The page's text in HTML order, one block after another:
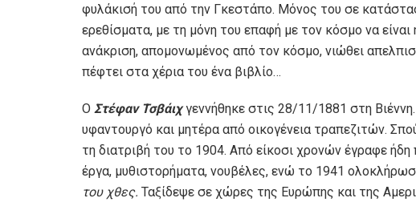
φυλάκισή του από την Γκεστάπο. Μόνος του σε
ερεθίσματα, με τη μόνη του επαφή με τον κόσμο να
ανάκριση, απομονωμένος από τον κόσμο, νιώθει
πέφτει στα χέρια του ένα βιβλίο…
Ο Στέφαν Τσβάιχγεννήθηκε στις 28/11/1881 στη
υφαντουργό και μητέρα από οικογένεια τραπεζιτών.
τη διατριβή του το 1904. Από είκοσι χρονών έγραφε ήδη
έργα, μυθιστορήματα, νουβέλες, ενώ το 1941
του χθες. Ταξίδεψε σε χώρες της Ευρώπης και της